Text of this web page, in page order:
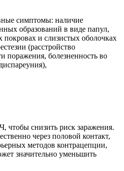
симптомы: наличие
образований в виде папул,
и слизистых оболочках
(расстройство
поражения, болезненность во
чтобы снизить риск заражения.
через половой контакт,
методов контрацепции,
значительно уменьшить